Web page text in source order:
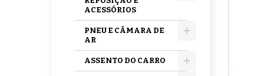
ACESSÓRIOS
PNEU E CÂMARA DE
AR
ASSENTO DO CARRO